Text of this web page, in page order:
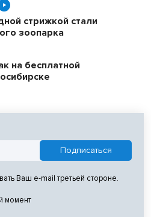
стрижкой стали
зоопарка
на бесплатной
Ваш e-mail третьей стороне.
момент